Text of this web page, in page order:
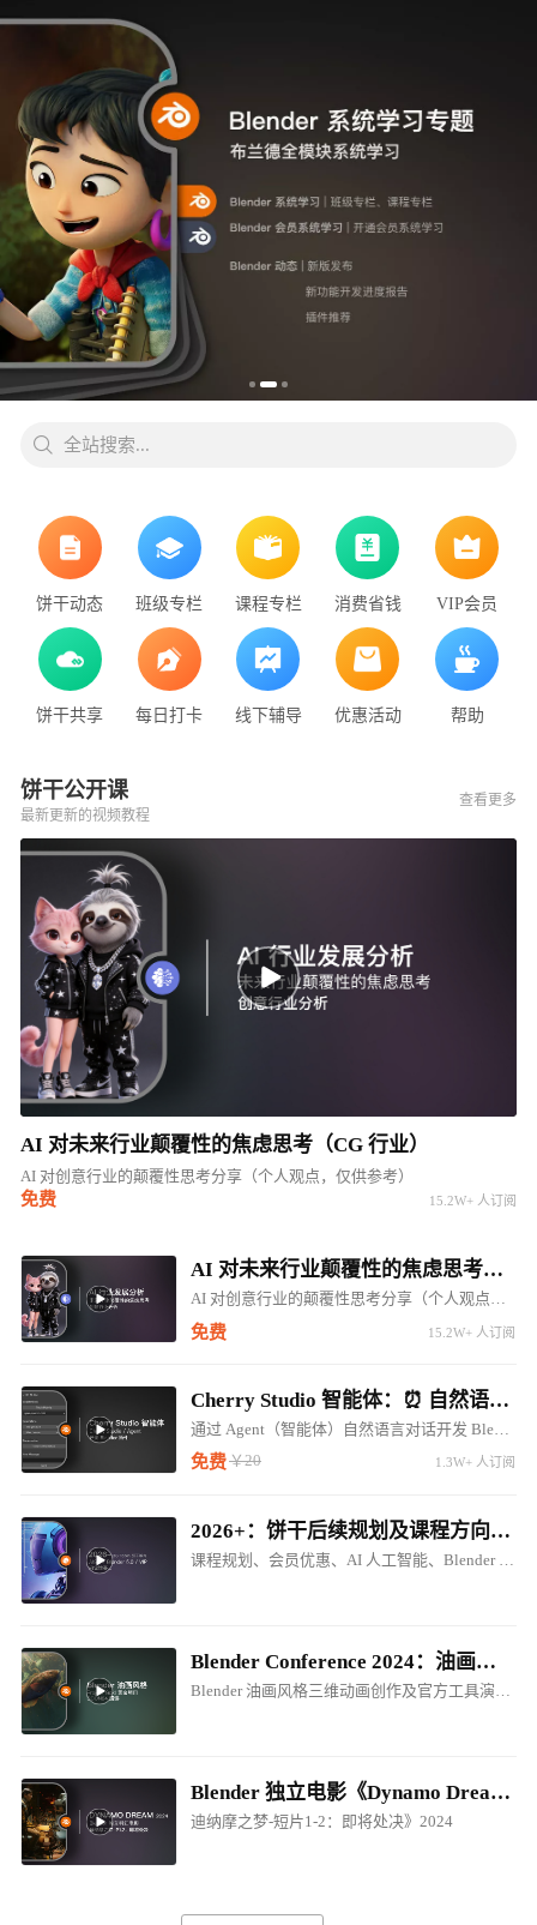
全站搜索...
饼干动态 班级专栏 课程专栏 消费省钱 VIP会员
饼干共享 每日打卡 线下辅导 优惠活动 帮助
饼干公开课
最新更新的视频教程
查看更多
AI 对未来行业颠覆性的焦虑思考（CG 行业）
AI 对创意行业的颠覆性思考分享（个人观点，仅供参考）
免费 15.2W+ 人订阅
AI 对未来行业颠覆性的焦虑思考（CG 行业）
AI 对创意行业的颠覆性思考分享（个人观点，仅供参考）
免费 15.2W+ 人订阅
Cherry Studio 智能体：⏰ 自然语言对话开发 Blender LLM 插件 ⚠️⚠️⚠️
通过 Agent（智能体）自然语言对话开发 Blender 调用 LM Studio 对话插件
免费￥20 1.3W+ 人订阅
2026+：饼干后续规划及课程方向调整（内含惊喜内容...）
课程规划、会员优惠、AI 人工智能、Blender 5.0
Blender Conference 2024：油画风格电影制作创作分享
Blender 油画风格三维动画创作及官方工具演讲！
Blender 独立电影《Dynamo Dream - EP1-P2.Prepare for Execution / 迪纳摩之梦-短片1-2：即将处决》2024
迪纳摩之梦-短片1-2：即将处决》2024